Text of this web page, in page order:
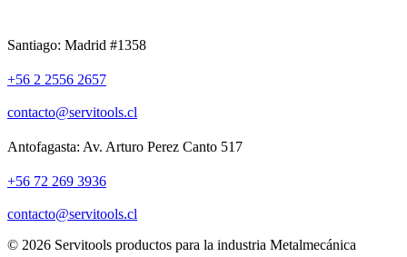
Santiago: Madrid #1358
+56 2 2556 2657
contacto@servitools.cl
Antofagasta: Av. Arturo Perez Canto 517
+56 72 269 3936
contacto@servitools.cl
© 2026 Servitools productos para la industria Metalmecánica